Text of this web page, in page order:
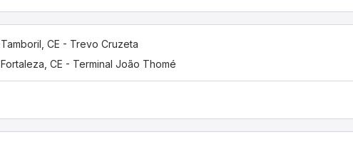
Tamboril, CE - Trevo Cruzeta
Fortaleza, CE - Terminal João Thomé